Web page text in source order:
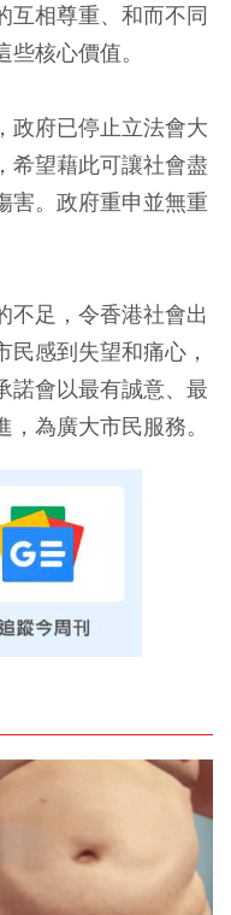
互相尊重、和而不同
核心價值。
政府已停止立法會大
希望藉此可讓社會盡
害。政府重申並無重
不足，令香港社會出
感到失望和痛心，
諾會以最有誠意、最
為廣大市民服務。